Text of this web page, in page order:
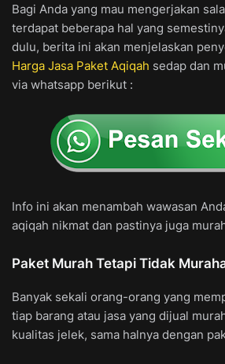
Bagi Anda yang mau mengerjakan
terdapat beberapa hal yang
dulu, berita ini akan menjelaskan
Harga Jasa Paket Aqiqah sedap dan
via whatsapp berikut :
Info ini akan menambah wawasan
aqiqah nikmat dan pastinya juga
Paket Murah Tetapi Tidak
Banyak sekali orang-orang yang
tiap barang atau jasa yang dijual
kualitas jelek, sama halnya dengan